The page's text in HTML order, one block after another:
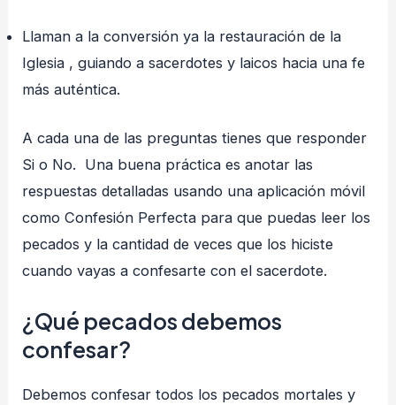
Llaman a la conversión ya la restauración de la
Iglesia , guiando a sacerdotes y laicos hacia una fe
más auténtica.
A cada una de las preguntas tienes que responder
Si o No. Una buena práctica es anotar las
respuestas detalladas usando una aplicación móvil
como Confesión Perfecta para que puedas leer los
pecados y la cantidad de veces que los hiciste
cuando vayas a confesarte con el sacerdote.
¿Qué pecados debemos
confesar?
Debemos confesar todos los pecados mortales y